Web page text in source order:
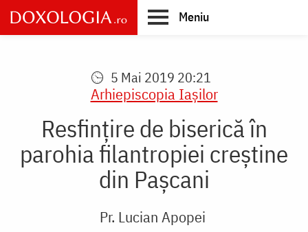
Skip
to
main
Meniu
5 Mai 2019 20:21
Arhiepiscopia Iaşilor
Resfinţire de biserică în
parohia filantropiei creştine
din Paşcani
Pr. Lucian Apopei